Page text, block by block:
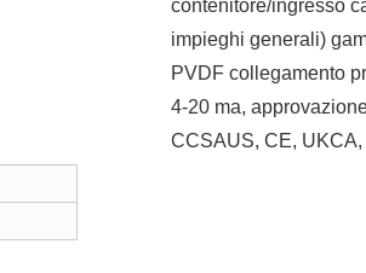
contenitore/ingresso
impieghi generali)
PVDF collegamento
4-20 ma,
CCSAUS, CE, UKCA,